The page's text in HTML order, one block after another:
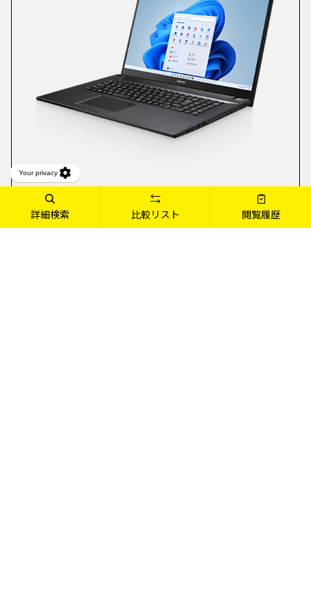
詳細検索 比較リスト 閲覧履歴